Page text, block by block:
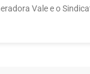
Vale e o